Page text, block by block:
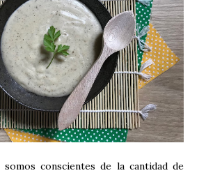
somos conscientes de la cantidad de